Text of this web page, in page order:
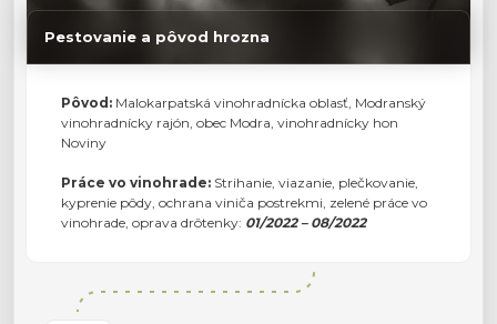
Pestovanie a pôvod hrozna
Pôvod: Malokarpatská vinohradnícka oblasť, Modranský
vinohradnícky rajón, obec Modra, vinohradnícky hon
Noviny
Práce vo vinohrade: Strihanie, viazanie, plečkovanie,
kyprenie pôdy, ochrana viniča postrekmi, zelené práce vo
vinohrade, oprava drôtenky: 01/2022 – 08/2022